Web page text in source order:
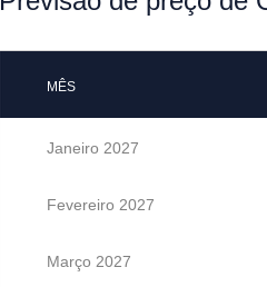
MÊS
Janeiro 2027
Fevereiro 2027
Março 2027